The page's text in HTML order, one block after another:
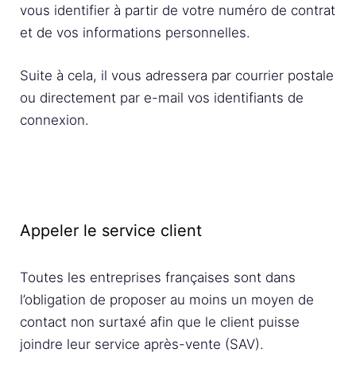
vous identifier à partir de votre numéro de contrat
et de vos informations personnelles.
Suite à cela, il vous adressera par courrier postale
ou directement par e-mail vos identifiants de
connexion.
Appeler le service client
Toutes les entreprises françaises sont dans
l’obligation de proposer au moins un moyen de
contact non surtaxé afin que le client puisse
joindre leur service après-vente (SAV).